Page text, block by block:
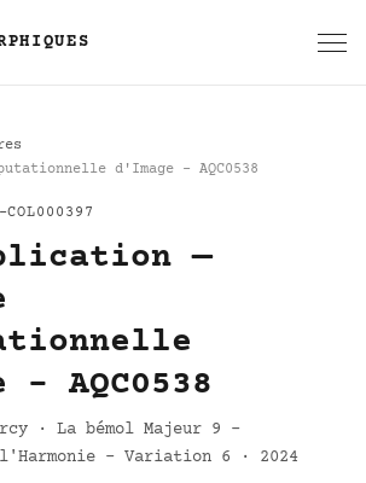
d'Image - AQC0538
COL000397
—
- AQC0538
· La bémol Majeur 9 -
l'Harmonie - Variation 6 · 2024